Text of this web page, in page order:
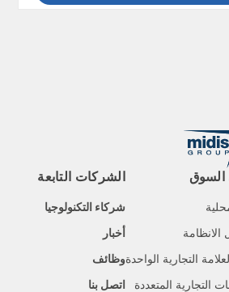
السوق
التجارية الواحدة
التجارية المتعددة
الشركات التابعة
شركاء التكنولوجيا
أخبار
وظائف
اتصل بنا